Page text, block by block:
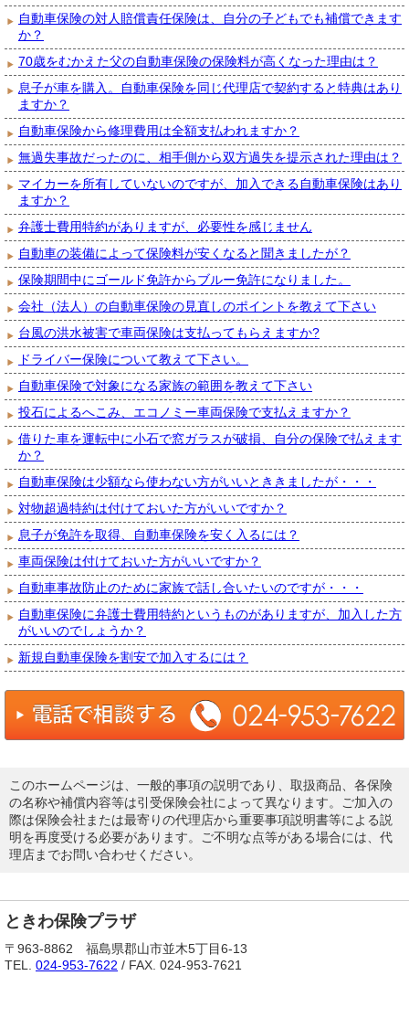
自動車保険の対人賠償責任保険は、自分の子どもでも補償できます
か？
70歳をむかえた父の自動車保険の保険料が高くなった理由は？
息子が車を購入。自動車保険を同じ代理店で契約すると特典はあり
ますか？
自動車保険から修理費用は全額支払われますか？
無過失事故だったのに、相手側から双方過失を提示された理由は？
マイカーを所有していないのですが、加入できる自動車保険はあり
ますか？
弁護士費用特約がありますが、必要性を感じません
自動車の装備によって保険料が安くなると聞きましたが？
保険期間中にゴールド免許からブルー免許になりました。
会社（法人）の自動車保険の見直しのポイントを教えて下さい
台風の洪水被害で車両保険は支払ってもらえますか?
ドライバー保険について教えて下さい。
自動車保険で対象になる家族の範囲を教えて下さい
投石によるへこみ、エコノミー車両保険で支払えますか？
借りた車を運転中に小石で窓ガラスが破損、自分の保険で払えます
か？
自動車保険は少額なら使わない方がいいとききましたが・・・
対物超過特約は付けておいた方がいいですか？
息子が免許を取得、自動車保険を安く入るには？
車両保険は付けておいた方がいいですか？
自動車事故防止のために家族で話し合いたいのですが・・・
自動車保険に弁護士費用特約というものがありますが、加入した方
がいいのでしょうか？
新規自動車保険を割安で加入するには？
このホームページは、一般的事項の説明であり、取扱商品、各保険
の名称や補償内容等は引受保険会社によって異なります。ご加入の
際は保険会社または最寄りの代理店から重要事項説明書等による説
明を再度受ける必要があります。ご不明な点等がある場合には、代
理店までお問い合わせください。
ときわ保険プラザ
〒963-8862 福島県郡山市並木5丁目6-13
TEL. 024-953-7622 / FAX. 024-953-7621